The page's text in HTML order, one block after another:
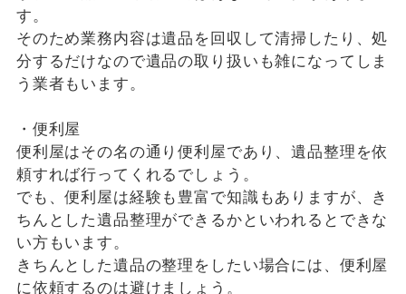
す。
そのため業務内容は遺品を回収して清掃したり、処
分するだけなので遺品の取り扱いも雑になってしま
う業者もいます。
・便利屋
便利屋はその名の通り便利屋であり、遺品整理を依
頼すれば行ってくれるでしょう。
でも、便利屋は経験も豊富で知識もありますが、き
ちんとした遺品整理ができるかといわれるとできな
い方もいます。
きちんとした遺品の整理をしたい場合には、便利屋
に依頼するのは避けましょう。